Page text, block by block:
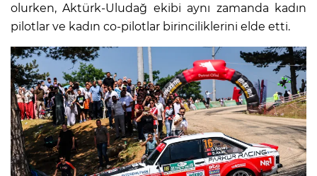
olurken, Aktürk-Uludağ ekibi aynı zamanda kadın
pilotlar ve kadın co-pilotlar birinciliklerini elde etti.